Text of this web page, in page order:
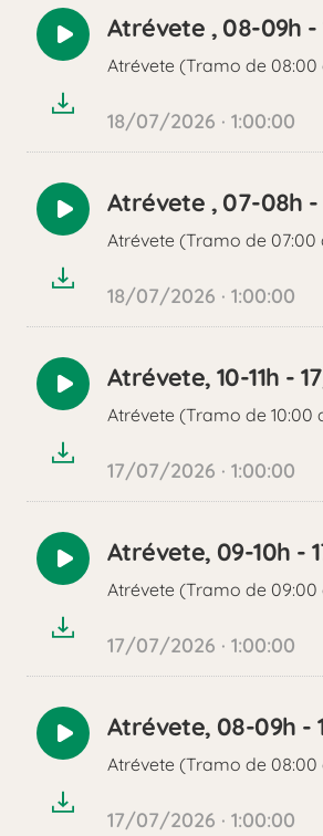
Reproducir
audio
Atrévete , 08-09h
Atrévete (Tramo de 08:00
18/07/2026 · 1:00:00
Reproducir
audio
Atrévete , 07-08h
Atrévete (Tramo de 07:00
18/07/2026 · 1:00:00
Reproducir
audio
Atrévete, 10-11h -
Atrévete (Tramo de 10:00
17/07/2026 · 1:00:00
Reproducir
audio
Atrévete, 09-10h -
Atrévete (Tramo de 09:00
17/07/2026 · 1:00:00
Reproducir
audio
Atrévete, 08-09h -
Atrévete (Tramo de 08:00
17/07/2026 · 1:00:00